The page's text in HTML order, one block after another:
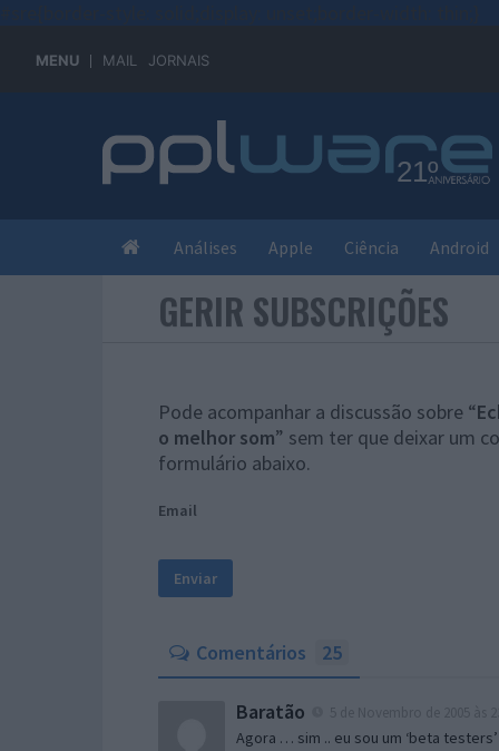
MENU MAIL JORNAIS
Análises Apple Ciência Android
GERIR SUBSCRIÇÕES
Pode acompanhar a discussão sobre “
o melhor som” sem ter que deixar um
formulário abaixo.
Email
Comentários 25
Baratão
Agora … sim .. eu sou um ‘beta testers’